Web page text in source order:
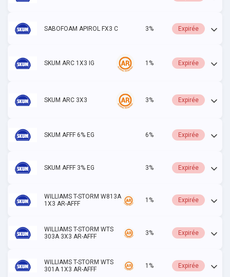
SABOFOAM APIROL FX3 C 3% Expirée
SKUM ARC 1X3 IG 1% Expirée
SKUM ARC 3X3 3% Expirée
SKUM AFFF 6% EG 6% Expirée
SKUM AFFF 3% EG 3% Expirée
WILLIAMS T-STORM W813A
1X3 AR-AFFF
1% Expirée
WILLIAMS T-STORM WTS
303A 3X3 AR-AFFF
3% Expirée
WILLIAMS T-STORM WTS
301A 1X3 AR-AFFF
1% Expirée